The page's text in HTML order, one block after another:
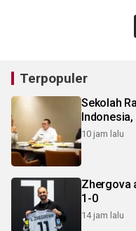
Terpopuler
Sekolah
10 jam lalu
Zhergova
1-0
14 jam lalu